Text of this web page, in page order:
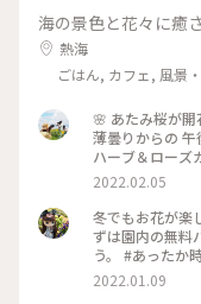
海の景色と花々に癒
熱海
ごはん, カフェ, 風景
🌸 あたみ桜が開花し、 春もじわじわ近付いて来ました❤ 朝の
薄曇りからの 午後のア
ハーブ＆ローズガーデン #静岡#熱海#ア
ーデン#あたみ
2022.02.05
冬でもお花が楽
ずは園内の無料
う。 #あったか
2022.01.09